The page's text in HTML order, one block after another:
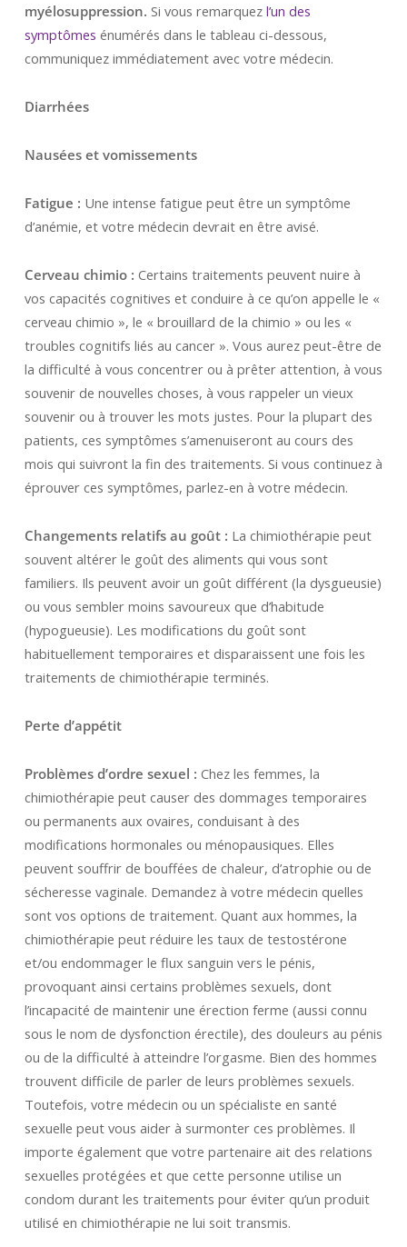
myélosuppression. Si vous remarquez l’un des
symptômes énumérés dans le tableau ci-dessous,
communiquez immédiatement avec votre médecin.
Diarrhées
Nausées et vomissements
Fatigue : Une intense fatigue peut être un symptôme
d’anémie, et votre médecin devrait en être avisé.
Cerveau chimio : Certains traitements peuvent nuire à
vos capacités cognitives et conduire à ce qu’on appelle le «
cerveau chimio », le « brouillard de la chimio » ou les «
troubles cognitifs liés au cancer ». Vous aurez peut-être de
la difficulté à vous concentrer ou à prêter attention, à vous
souvenir de nouvelles choses, à vous rappeler un vieux
souvenir ou à trouver les mots justes. Pour la plupart des
patients, ces symptômes s’amenuiseront au cours des
mois qui suivront la fin des traitements. Si vous continuez à
éprouver ces symptômes, parlez-en à votre médecin.
Changements relatifs au goût : La chimiothérapie peut
souvent altérer le goût des aliments qui vous sont
familiers. Ils peuvent avoir un goût différent (la dysgueusie)
ou vous sembler moins savoureux que d’habitude
(hypogueusie). Les modifications du goût sont
habituellement temporaires et disparaissent une fois les
traitements de chimiothérapie terminés.
Perte d’appétit
Problèmes d’ordre sexuel : Chez les femmes, la
chimiothérapie peut causer des dommages temporaires
ou permanents aux ovaires, conduisant à des
modifications hormonales ou ménopausiques. Elles
peuvent souffrir de bouffées de chaleur, d’atrophie ou de
sécheresse vaginale. Demandez à votre médecin quelles
sont vos options de traitement. Quant aux hommes, la
chimiothérapie peut réduire les taux de testostérone
et/ou endommager le flux sanguin vers le pénis,
provoquant ainsi certains problèmes sexuels, dont
l’incapacité de maintenir une érection ferme (aussi connu
sous le nom de dysfonction érectile), des douleurs au pénis
ou de la difficulté à atteindre l’orgasme. Bien des hommes
trouvent difficile de parler de leurs problèmes sexuels.
Toutefois, votre médecin ou un spécialiste en santé
sexuelle peut vous aider à surmonter ces problèmes. Il
importe également que votre partenaire ait des relations
sexuelles protégées et que cette personne utilise un
condom durant les traitements pour éviter qu’un produit
utilisé en chimiothérapie ne lui soit transmis.